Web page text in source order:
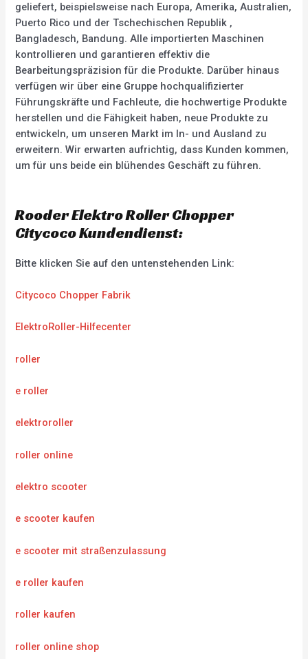
geliefert, beispielsweise nach Europa, Amerika, Australien,
Puerto Rico und der Tschechischen Republik ,
Bangladesch, Bandung. Alle importierten Maschinen
kontrollieren und garantieren effektiv die
Bearbeitungspräzision für die Produkte. Darüber hinaus
verfügen wir über eine Gruppe hochqualifizierter
Führungskräfte und Fachleute, die hochwertige Produkte
herstellen und die Fähigkeit haben, neue Produkte zu
entwickeln, um unseren Markt im In- und Ausland zu
erweitern. Wir erwarten aufrichtig, dass Kunden kommen,
um für uns beide ein blühendes Geschäft zu führen.
Rooder Elektro Roller Chopper
Citycoco Kundendienst:
Bitte klicken Sie auf den untenstehenden Link:
Citycoco Chopper Fabrik
ElektroRoller-Hilfecenter
roller
e roller
elektroroller
roller online
elektro scooter
e scooter kaufen
e scooter mit straßenzulassung
e roller kaufen
roller kaufen
roller online shop